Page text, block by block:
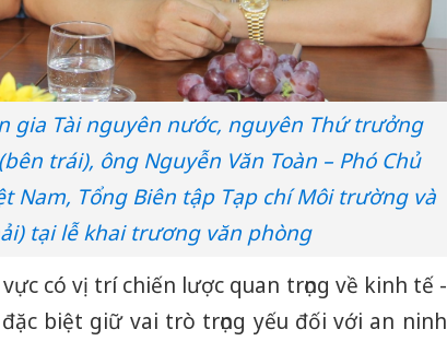
gia Tài nguyên nước, nguyên Thứ trưởng
trái), ông Nguyễn Văn Toàn – Phó Chủ
Nam, Tổng Biên tập Tạp chí Môi trường và
tại lễ khai trương văn phòng
có vị trí chiến lược quan trọng về kinh tế -
biệt giữ vai trò trọng yếu đối với an ninh